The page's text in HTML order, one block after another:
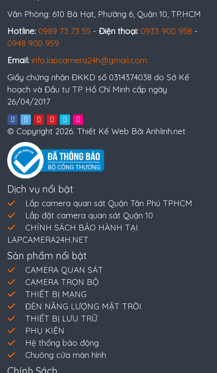
Văn Phòng: 610 Bà Hạt, Phường 6, Quận 10, TP.HCM
Hotline: 0989 73 73 55 - Điện thoại: 0933 900 958 -
0948 900 959
Email: info.lapcamera24h@gmail.com
Giấy chứng nhận ĐKKD số 0314374038 do Sở Kế
hoạch và Đầu tư TP Hồ Chí Minh cấp ngày
26/04/2017
© Copyright 2026. Thiết Kế Web Bởi Anhlinh.net
Dịch vụ nổi bật
Lắp camera quan sát Quận Tân Phú TPHCM
Lắp đặt camera quan sát Quận 10
CHÍNH SÁCH BẢO HÀNH TẠI
LAPCAMERA24H.NET
Sản phẩm nổi bật
CAMERA QUAN SÁT
CAMERA TRỌN BỘ
THIẾT BỊ MẠNG
ĐÈN NĂNG LƯỢNG MẶT TRỜI
THIẾT BỊ LƯU TRỮ
PHỤ KIỆN
Hệ thống báo động
Chuông cửa màn hình